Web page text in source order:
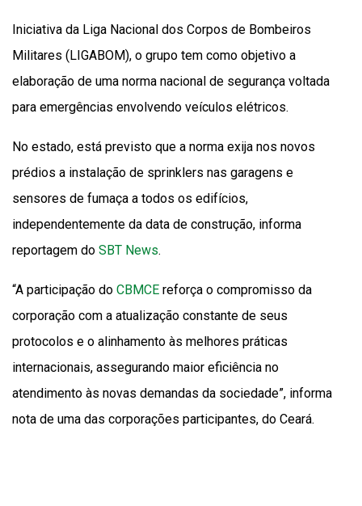
Iniciativa da Liga Nacional dos Corpos de Bombeiros
Militares (LIGABOM), o grupo tem como objetivo a
elaboração de uma norma nacional de segurança voltada
para emergências envolvendo veículos elétricos.
No estado, está previsto que a norma exija nos novos
prédios a instalação de sprinklers nas garagens e
sensores de fumaça a todos os edifícios,
independentemente da data de construção, informa
reportagem do SBT News.
“A participação do CBMCE reforça o compromisso da
corporação com a atualização constante de seus
protocolos e o alinhamento às melhores práticas
internacionais, assegurando maior eficiência no
atendimento às novas demandas da sociedade”, informa
nota de uma das corporações participantes, do Ceará.